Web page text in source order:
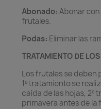
Abonado:Abonar
frutales.
Podas: Eliminar las
TRATAMIENTO DE
Los frutales se deben
1º tratamiento se
caída de las hojas, 2º
primavera antes de la